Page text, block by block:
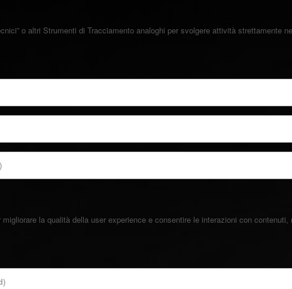
o altri Strumenti di Tracciamento analoghi per svolgere attività strettamente
la qualità della user experience e consentire le interazioni con contenuti,